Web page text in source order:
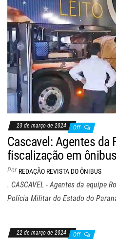
23 de março de 2024 Off
Cascavel: Agentes da
fiscalização em ônibus
Por REDAÇÃO REVISTA DO ÔNIBUS
. CASCAVEL - Agentes da equipe
Polícia Militar do Estado do
22 de março de 2024 Off